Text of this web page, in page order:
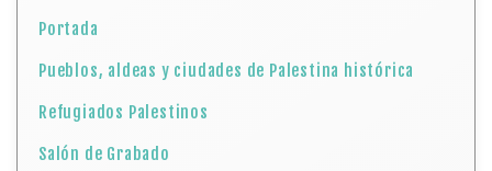
Portada
Pueblos, aldeas y ciudades de Palestina histórica
Refugiados Palestinos
Salón de Grabado